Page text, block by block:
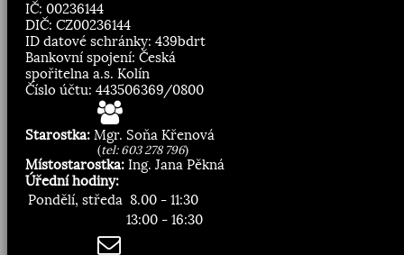
IČ: 00236144
DIČ: CZ00236144
ID datové schránky: 439bdrt
Bankovní spojení: Česká
spořitelna a.s. Kolín
Číslo účtu: 443506369/0800
Starostka: Mgr. Soňa Křenová
(tel: 603 278 796)
Místostarostka: Ing. Jana Pěkná
Úřední hodiny:
Pondělí, středa 8.00 - 11:30
13:00 - 16:30